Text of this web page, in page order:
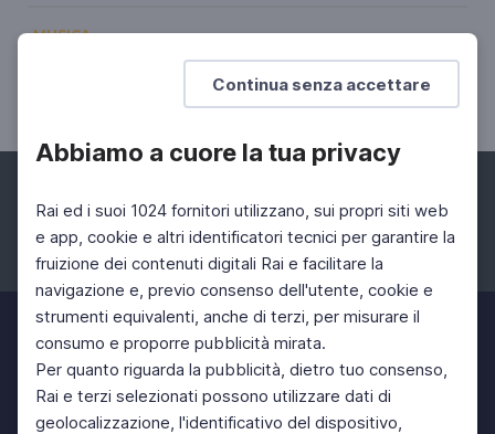
Continua senza accettare
Abbiamo a cuore la tua privacy
Rai ed i suoi 1024 fornitori utilizzano, sui propri siti web
e app, cookie e altri identificatori tecnici per garantire la
fruizione dei contenuti digitali Rai e facilitare la
navigazione e, previo consenso dell'utente, cookie e
strumenti equivalenti, anche di terzi, per misurare il
consumo e proporre pubblicità mirata.
Per quanto riguarda la pubblicità, dietro tuo consenso,
Rai e terzi selezionati possono utilizzare dati di
geolocalizzazione, l'identificativo del dispositivo,
MUSICA
Il "dono meraviglioso" di Renata Tebaldi
100 anni dalla nascita del grande soprano
Facebook Instagram Twitter